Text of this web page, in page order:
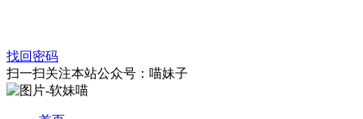
找回密码
扫一扫关注本站公众号：喵妹子